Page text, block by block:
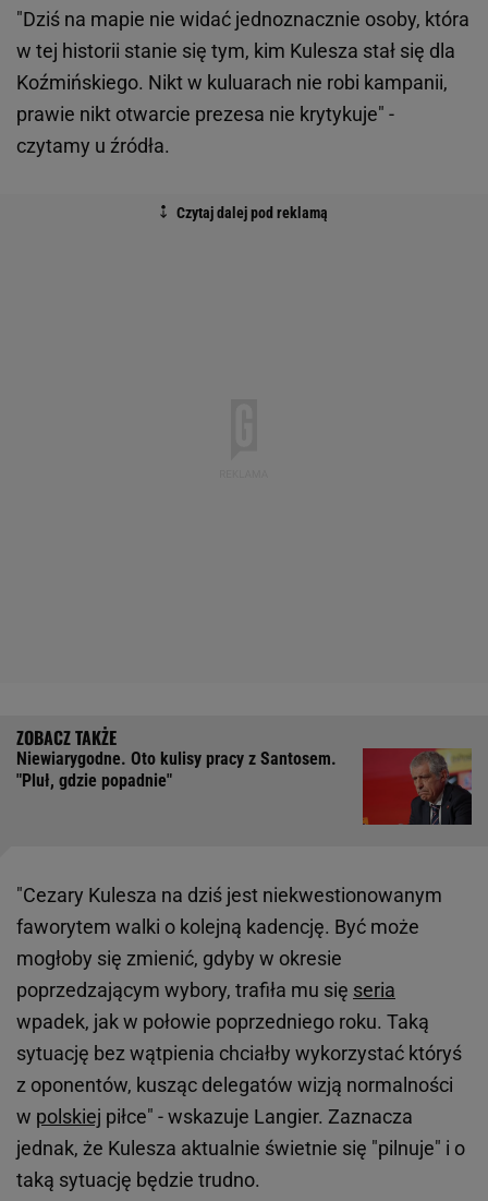
"Dziś na mapie nie widać jednoznacznie osoby, która
w tej historii stanie się tym, kim Kulesza stał się dla
Koźmińskiego. Nikt w kuluarach nie robi kampanii,
prawie nikt otwarcie prezesa nie krytykuje" -
czytamy u źródła.
Niewiarygodne. Oto kulisy pracy z Santosem.
"Pluł, gdzie popadnie"
"Cezary Kulesza na dziś jest niekwestionowanym
faworytem walki o kolejną kadencję. Być może
mogłoby się zmienić, gdyby w okresie
poprzedzającym wybory, trafiła mu się seria
wpadek, jak w połowie poprzedniego roku. Taką
sytuację bez wątpienia chciałby wykorzystać któryś
z oponentów, kusząc delegatów wizją normalności
w polskiej piłce" - wskazuje Langier. Zaznacza
jednak, że Kulesza aktualnie świetnie się "pilnuje" i o
taką sytuację będzie trudno.